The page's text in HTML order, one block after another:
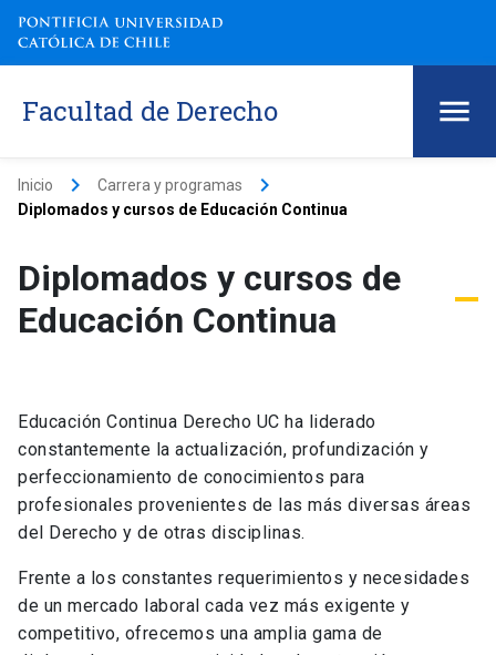
Facultad de Derecho
Inicio keyboard_arrow_right Carrera y programas keyboard_arrow_right
Diplomados y cursos de Educación Continua
Diplomados y cursos de
Educación Continua
Educación Continua Derecho UC ha liderado
constantemente la actualización, profundización y
perfeccionamiento de conocimientos para
profesionales provenientes de las más diversas áreas
del Derecho y de otras disciplinas.
Frente a los constantes requerimientos y necesidades
de un mercado laboral cada vez más exigente y
competitivo, ofrecemos una amplia gama de